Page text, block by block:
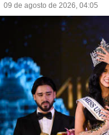
09 de agosto de 2026, 04:05